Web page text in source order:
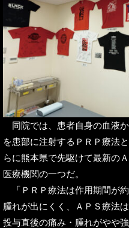
同院では、患者自身の血液
を患部に注射するＰＲＰ療法
らに熊本県で先駆けて最新の
医療機関の一つだ。
「ＰＲＰ療法は作用期間が
腫れが出にくく、ＡＰＳ療法
投与直後の痛み・腫れがやや